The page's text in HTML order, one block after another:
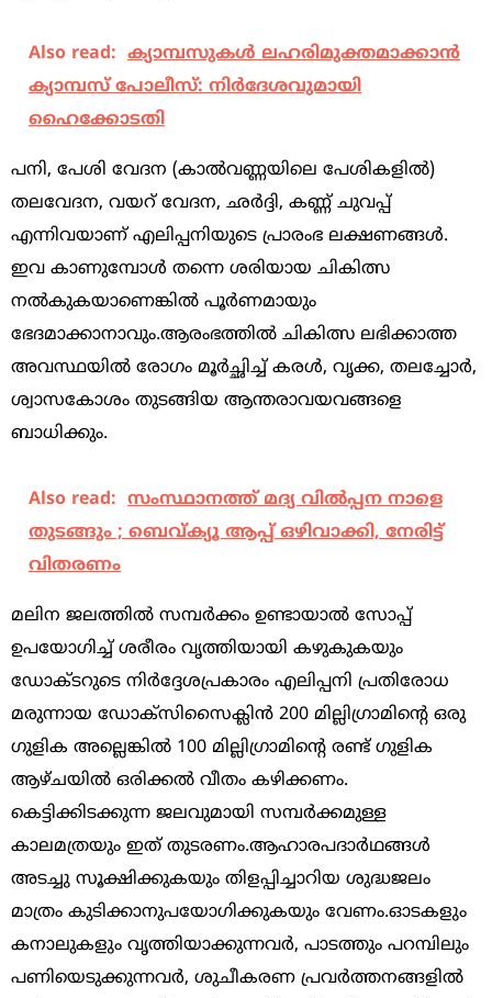
Also read: ക്യാമ്പസുകള്‍ ലഹരിമുക്തമാക്കാന്‍
ക്യാമ്പസ് പോലീസ്: നിര്‍ദേശവുമായി
ഹൈക്കോടതി
പനി, പേശി വേദന (കാൽവണ്ണയിലെ പേശികളിൽ)
തലവേദന, വയറ് വേദന, ഛർദ്ദി, കണ്ണ് ചുവപ്പ്
എന്നിവയാണ് എലിപ്പനിയുടെ പ്രാരംഭ ലക്ഷണങ്ങൾ.
ഇവ കാണുമ്പോൾ തന്നെ ശരിയായ ചികിത്സ
നൽകുകയാണെങ്കിൽ പൂർണമായും
ഭേദമാക്കാനാവും.ആരംഭത്തിൽ ചികിത്സ ലഭിക്കാത്ത
അവസ്ഥയിൽ രോഗം മൂർച്ഛിച്ച് കരൾ, വൃക്ക, തലച്ചോർ,
ശ്വാസകോശം തുടങ്ങിയ ആന്തരാവയവങ്ങളെ
ബാധിക്കും.
Also read: സംസ്ഥാനത്ത് മദ്യ വില്‍പ്പന നാളെ
തുടങ്ങും ; ബെവ്ക്യൂ ആപ്പ് ഒഴിവാക്കി, നേരിട്ട്
വിതരണം
മലിന ജലത്തിൽ സമ്പർക്കം ഉണ്ടായാൽ സോപ്പ്
ഉപയോഗിച്ച് ശരീരം വൃത്തിയായി കഴുകുകയും
ഡോക്ടറുടെ നിർദ്ദേശപ്രകാരം എലിപ്പനി പ്രതിരോധ
മരുന്നായ ഡോക്‌സിസൈക്ലിൻ 200 മില്ലിഗ്രാമിന്റെ ഒരു
ഗുളിക അല്ലെങ്കിൽ 100 മില്ലിഗ്രാമിന്റെ രണ്ട് ഗുളിക
ആഴ്ചയിൽ ഒരിക്കൽ വീതം കഴിക്കണം.
കെട്ടിക്കിടക്കുന്ന ജലവുമായി സമ്പർക്കമുള്ള
കാലമത്രയും ഇത് തുടരണം.ആഹാരപദാർഥങ്ങൾ
അടച്ചു സൂക്ഷിക്കുകയും തിളപ്പിച്ചാറിയ ശുദ്ധജലം
മാത്രം കുടിക്കാനുപയോഗിക്കുകയും വേണം.ഓടകളും
കനാലുകളും വൃത്തിയാക്കുന്നവർ, പാടത്തും പറമ്പിലും
പണിയെടുക്കുന്നവർ, ശുചീകരണ പ്രവർത്തനങ്ങളിൽ